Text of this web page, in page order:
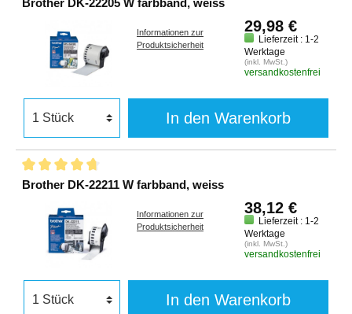
Brother DK-22205 W farbband, weiss
Informationen zur
Produktsicherheit
29,98 €
Lieferzeit : 1-2
Werktage
(inkl. MwSt.)
versandkostenfrei
In den Warenkorb
Brother DK-22211 W farbband, weiss
Informationen zur
Produktsicherheit
38,12 €
Lieferzeit : 1-2
Werktage
(inkl. MwSt.)
versandkostenfrei
In den Warenkorb